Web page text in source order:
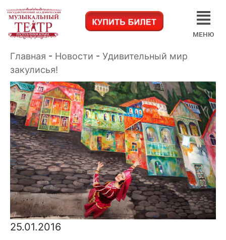
МЕНЮ
Главная - Новости - Удивительный мир
закулисья!
25.01.2016